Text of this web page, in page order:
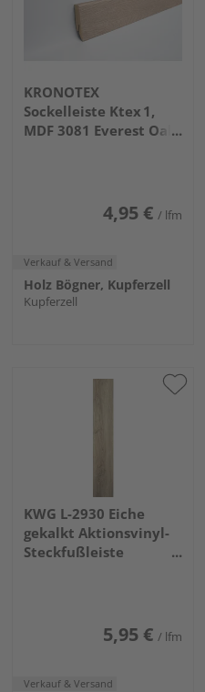
KRONOTEX
Sockelleiste Ktex 1,
MDF 3081 Everest Oak
4,95 € / lfm
Verkauf & Versand
Holz Bögner, Kupferzell
Kupferzell
KWG L-2930 Eiche
gekalkt Aktionsvinyl-
Steckfußleiste
5,95 € / lfm
Verkauf & Versand